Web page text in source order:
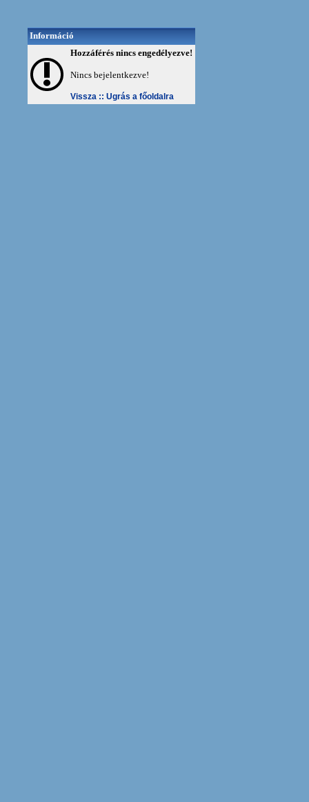
Információ
Hozzáférés nincs engedélyezve!
Nincs bejelentkezve!
Vissza :: Ugrás a főoldalra